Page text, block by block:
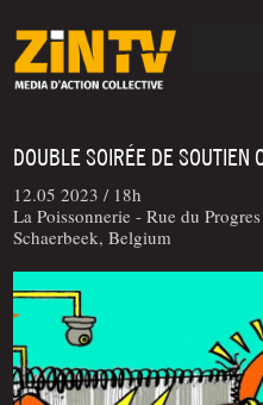
DOUBLE SOIRÉE DE SOUTIEN
12.05 2023 / 18h
La Poissonnerie - Rue du
Schaerbeek, Belgium